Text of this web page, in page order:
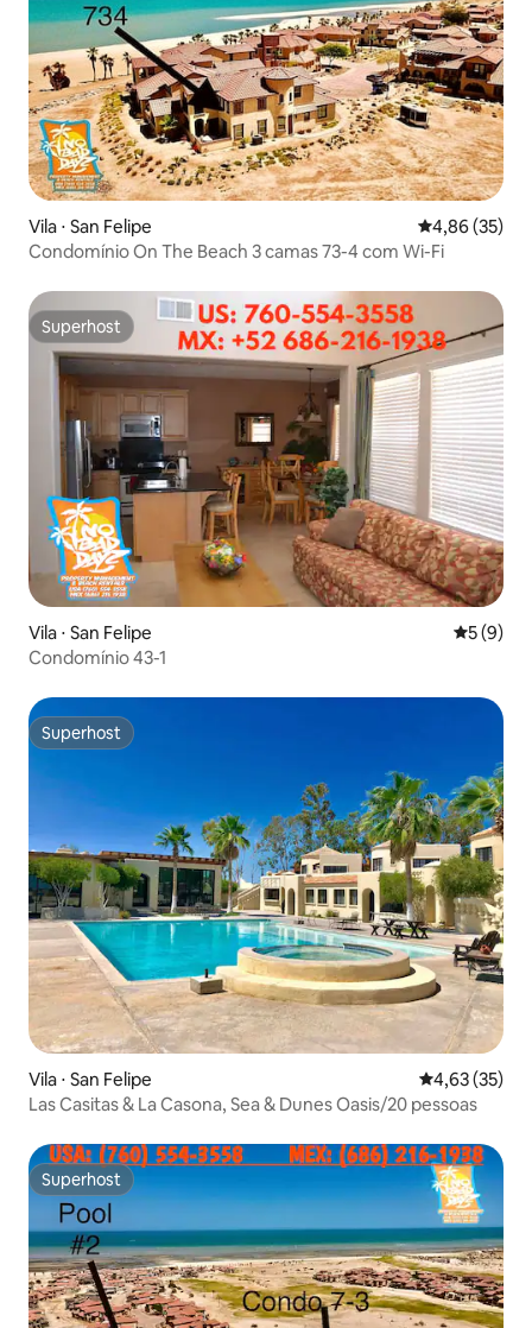
Vila ⋅ San Felipe 4,86 de uma
4,86 (35)
Condomínio On The Beach 3 camas 73-4 com Wi-Fi
Superhost
Superhost
Vila ⋅ San Felipe 5 de
5 (9)
Condomínio 43-1
Superhost
Superhost
Vila ⋅ San Felipe 4,63 de uma
4,63 (35)
Las Casitas & La Casona, Sea & Dunes Oasis/20 pessoas
Superhost
Superhost